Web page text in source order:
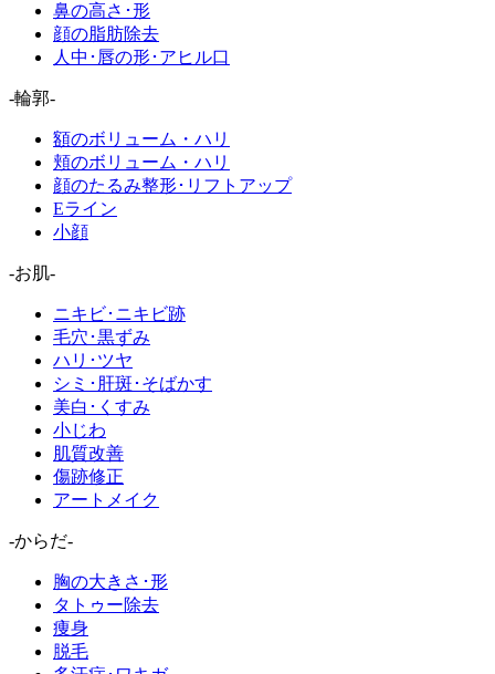
鼻の高さ･形
顔の脂肪除去
人中･唇の形･アヒル口
-輪郭-
額のボリューム・ハリ
頬のボリューム・ハリ
顔のたるみ整形･リフトアップ
Eライン
小顔
-お肌-
ニキビ･ニキビ跡
毛穴･黒ずみ
ハリ･ツヤ
シミ･肝斑･そばかす
美白･くすみ
小じわ
肌質改善
傷跡修正
アートメイク
-からだ-
胸の大きさ･形
タトゥー除去
痩身
脱毛